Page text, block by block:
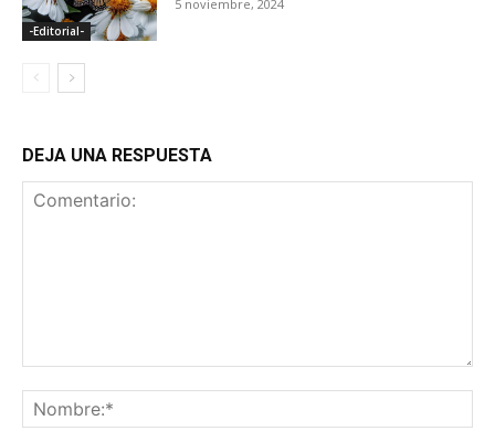
-Editorial-
5 noviembre, 2024
DEJA UNA RESPUESTA